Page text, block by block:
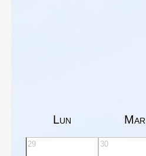
Lun Mar
29 30